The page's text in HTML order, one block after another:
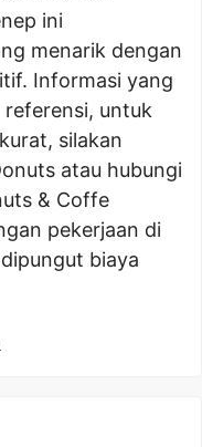
ini
menarik dengan
Informasi yang
untuk
silakan
atau hubungi
& Coffe
pekerjaan di
biaya